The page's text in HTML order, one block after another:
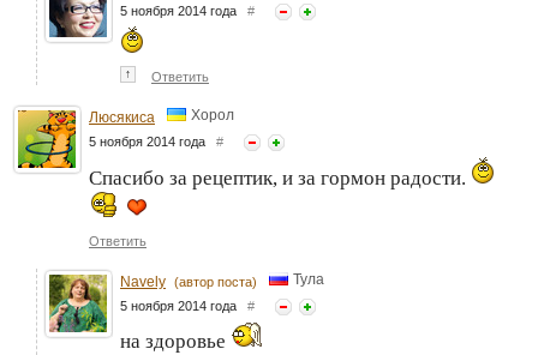
5 ноября 2014 года #
↑ Ответить
Люсякиса Хорол
5 ноября 2014 года #
Спасибо за рецептик, и за гормон радости.
Ответить
Navely (автор поста) Тула
5 ноября 2014 года #
на здоровье